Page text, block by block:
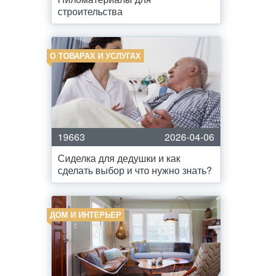
строительства
О ТОВАРАХ И УСЛУГАХ
19663
2026-04-06
Сиделка для дедушки и как
сделать выбор и что нужно знать?
ДОМ И ИНТЕРЬЕР